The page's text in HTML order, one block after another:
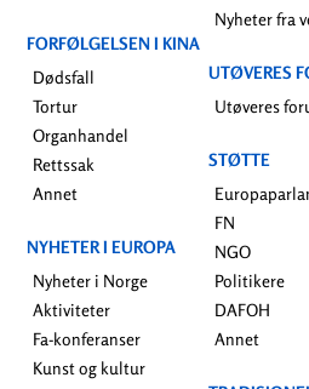
FORFØLGELSEN I KINA
Dødsfall
Tortur
Organhandel
Rettssak
Annet
NYHETER I EUROPA
Nyheter i Norge
Aktiviteter
Fa-konferanser
Kunst og kultur
Nyheter fra
UTØVERES
Utøveres
STØTTE
FN
NGO
Politikere
DAFOH
Annet